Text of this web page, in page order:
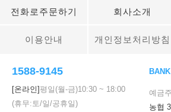
전화로주문하기 회사소개
이용안내 개인정보처리방침
1588-9145
[온라인]평일(월-금)10:30 ~ 18:00
(휴무:토/일/공휴일)
예금
농협